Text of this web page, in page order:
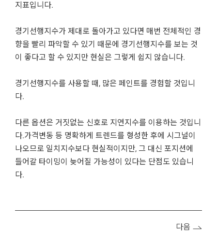
지표입니다.
경기선행지수가 제대로 돌아가고 있다면 매번 전체적인 경
향을 빨리 파악할 수 있기 때문에 경기선행지수를 보는 것
이 좋다고 할 수 있지만 현실은 그렇게 쉽지 않습니다.
경기선행지수를 사용할 때, 많은 페인트를 경험할 것입니
다.
다른 옵션은 거짓없는 신호로 지연지수를 이용하는 것입니
다.가격변동 등 명확하게 트렌드를 형성한 후에 시그널이
나오므로 일치지수보다 현실적이지만, 그 대신 포지션에
들어갈 타이밍이 늦어질 가능성이 있다는 단점도 있습니
다.
다음